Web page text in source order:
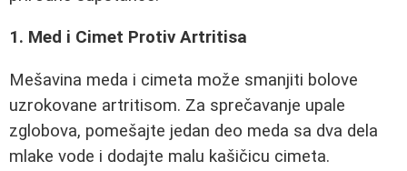
1. Med i Cimet Protiv Artritisa
Mešavina meda i cimeta može smanjiti bolove
uzrokovane artritisom. Za sprečavanje upale
zglobova, pomešajte jedan deo meda sa dva dela
mlake vode i dodajte malu kašičicu cimeta.